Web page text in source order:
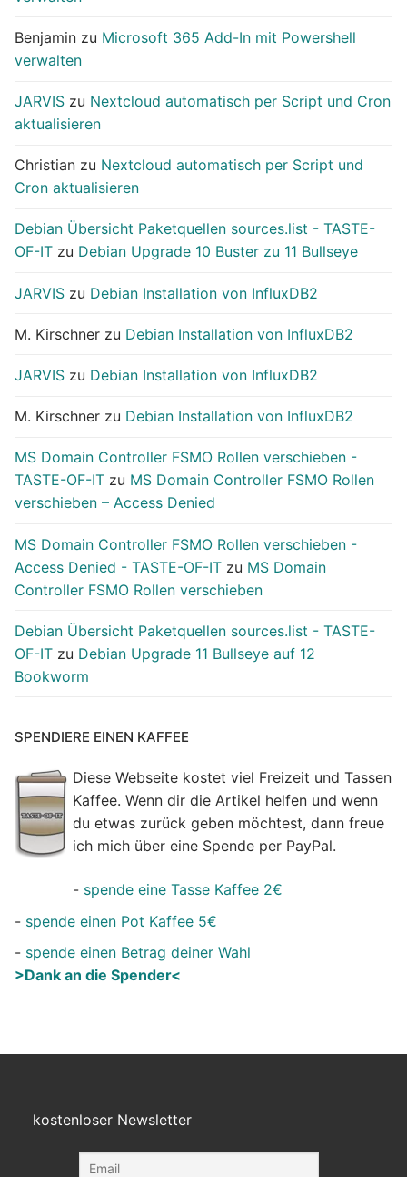
Benjamin zu Microsoft 365 Add-In mit Powershell
verwalten
JARVIS zu Nextcloud automatisch per Script und Cron
aktualisieren
Christian zu Nextcloud automatisch per Script und
Cron aktualisieren
Debian Übersicht Paketquellen sources.list - TASTE-
OF-IT zu Debian Upgrade 10 Buster zu 11 Bullseye
JARVIS zu Debian Installation von InfluxDB2
M. Kirschner zu Debian Installation von InfluxDB2
JARVIS zu Debian Installation von InfluxDB2
M. Kirschner zu Debian Installation von InfluxDB2
MS Domain Controller FSMO Rollen verschieben -
TASTE-OF-IT zu MS Domain Controller FSMO Rollen
verschieben – Access Denied
MS Domain Controller FSMO Rollen verschieben -
Access Denied - TASTE-OF-IT zu MS Domain
Controller FSMO Rollen verschieben
Debian Übersicht Paketquellen sources.list - TASTE-
OF-IT zu Debian Upgrade 11 Bullseye auf 12
Bookworm
SPENDIERE EINEN KAFFEE
Diese Webseite kostet viel Freizeit und Tassen
Kaffee. Wenn dir die Artikel helfen und wenn
du etwas zurück geben möchtest, dann freue
ich mich über eine Spende per PayPal.
- spende eine Tasse Kaffee 2€
- spende einen Pot Kaffee 5€
- spende einen Betrag deiner Wahl
>Dank an die Spender<
kostenloser Newsletter